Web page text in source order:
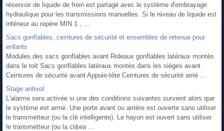
réservoir de liquide de frein est partagé avec le système d'embrayage
hydraulique pour les transmissions manuelles. Si le niveau de liquide est
inférieur au repère MIN 1 , ...
Sacs gonflables, ceintures de sécurité et ensembles de retenue pour
enfants
Modules des sacs gonflables avant Rideaux gonflables latéraux montés
dans le toit Sacs gonflables latéraux montés dans les sièges avant
Ceintures de sécurité avant Appuie-tête Ceintures de sécurité arriè ...
Stage antivol
L'alarme sera activée si une des conditions suivantes survient alors que
le système est armé. Une porte avant ou arrière est ouverte sans utiliser
le transmetteur (ou la clé intelligente). Le hayon est ouvert sans utiliser
le transmetteur (ou la cl&ea ...